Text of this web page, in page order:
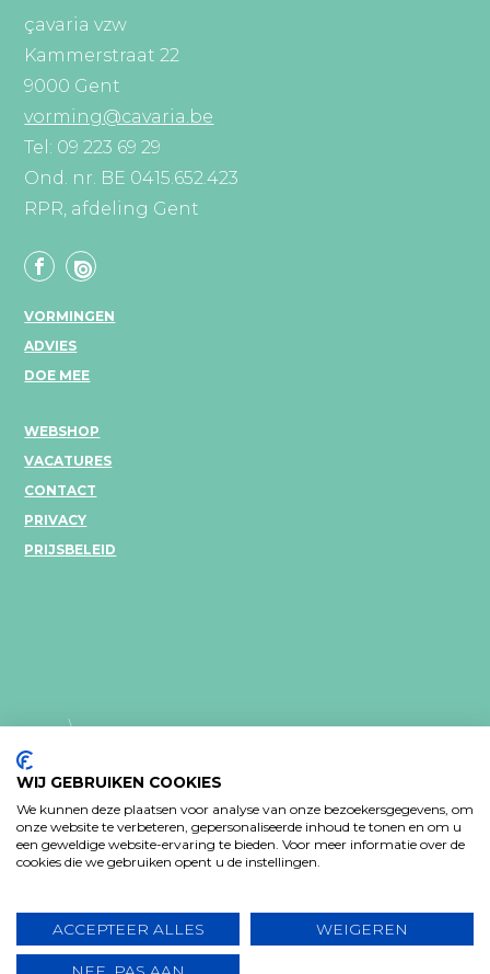
çavaria vzw
Kammerstraat 22
9000 Gent
vorming@cavaria.be
Tel: 09 223 69 29
Ond. nr. BE 0415.652.423
RPR, afdeling Gent
VORMINGEN
ADVIES
DOE MEE
WEBSHOP
VACATURES
CONTACT
PRIVACY
PRIJSBELEID
PRIVACY VERKLARING
www.koba.be
WIJ GEBRUIKEN COOKIES
We kunnen deze plaatsen voor analyse van onze bezoekersgegevens, om
onze website te verbeteren, gepersonaliseerde inhoud te tonen en om u
een geweldige website-ervaring te bieden. Voor meer informatie over de
cookies die we gebruiken opent u de instellingen.
ACCEPTEER ALLES WEIGEREN